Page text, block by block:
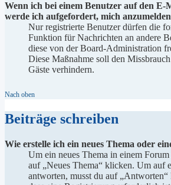
Wenn ich bei einem Benutzer auf den
werde ich aufgefordert, mich
Nur registrierte Benutzer dürfen die
Funktion für Nachrichten an andere
diese von der Board-Administration
Diese Maßnahme soll den
Gäste verhindern.
Nach oben
Beiträge schreiben
Wie erstelle ich ein neues Thema oder
Um ein neues Thema in einem
auf „Neues Thema“ klicken. Um auf
antworten, musst du auf